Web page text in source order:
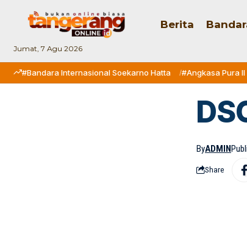
Jumat, 7 Agu 2026
Berita
#Bandara Internasional Soekarno Hatta #Angkasa Pura II
ByADMIN
Share